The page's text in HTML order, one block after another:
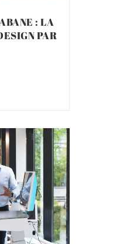
: LA
PAR